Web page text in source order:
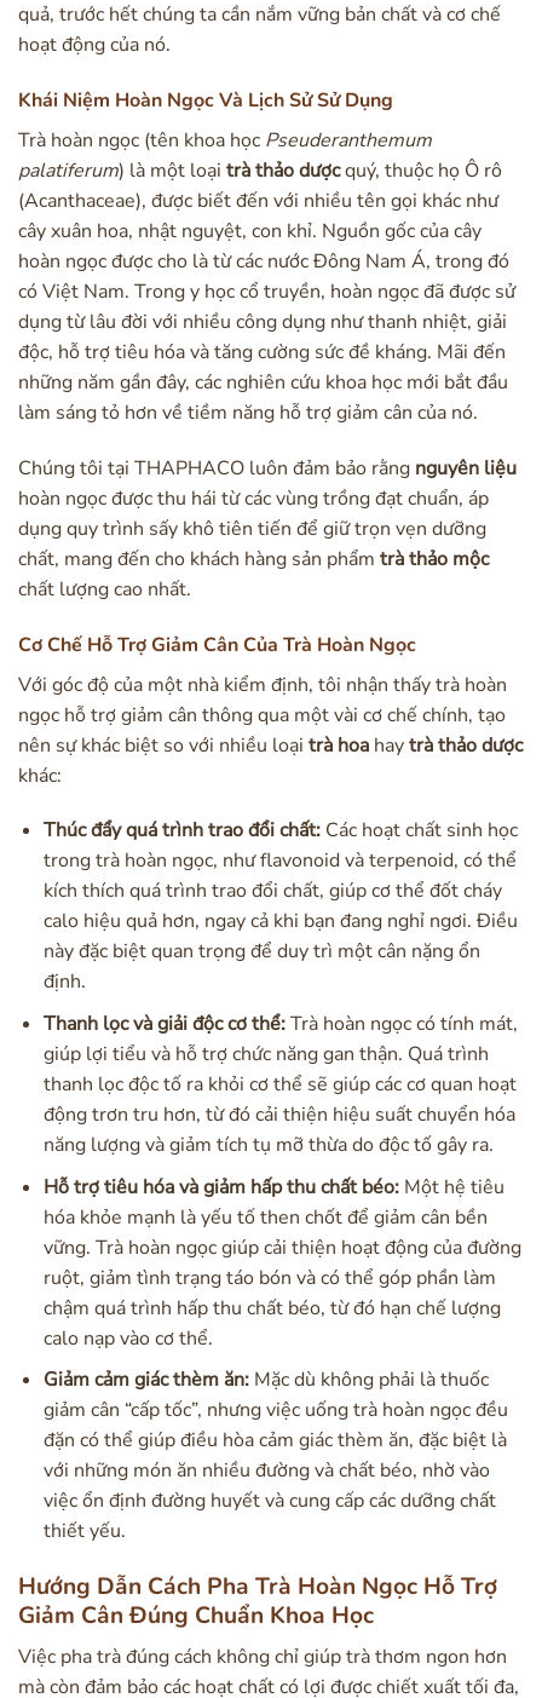
quả, trước hết chúng ta cần nắm vững bản chất và cơ chế
hoạt động của nó.
Khái Niệm Hoàn Ngọc Và Lịch Sử Sử Dụng
Trà hoàn ngọc (tên khoa học Pseuderanthemum
palatiferum) là một loại trà thảo dượcquý, thuộc họ Ô rô
(Acanthaceae), được biết đến với nhiều tên gọi khác như
cây xuân hoa, nhật nguyệt, con khỉ. Nguồn gốc của cây
hoàn ngọc được cho là từ các nước Đông Nam Á, trong đó
có Việt Nam. Trong y học cổ truyền, hoàn ngọc đã được sử
dụng từ lâu đời với nhiều công dụng như thanh nhiệt, giải
độc, hỗ trợ tiêu hóa và tăng cường sức đề kháng. Mãi đến
những năm gần đây, các nghiên cứu khoa học mới bắt đầu
làm sáng tỏ hơn về tiềm năng hỗ trợ giảm cân của nó.
Chúng tôi tại THAPHACO luôn đảm bảo rằng nguyên liệu
hoàn ngọc được thu hái từ các vùng trồng đạt chuẩn, áp
dụng quy trình sấy khô tiên tiến để giữ trọn vẹn dưỡng
chất, mang đến cho khách hàng sản phẩm trà thảo mộc
chất lượng cao nhất.
Cơ Chế Hỗ Trợ Giảm Cân Của Trà Hoàn Ngọc
Với góc độ của một nhà kiểm định, tôi nhận thấy trà hoàn
ngọc hỗ trợ giảm cân thông qua một vài cơ chế chính, tạo
nên sự khác biệt so với nhiều loại trà hoa haytrà thảo dược
khác:
Thúc đẩy quá trình trao đổi chất:Các hoạt chất sinh học
trong trà hoàn ngọc, như flavonoid và terpenoid, có thể
kích thích quá trình trao đổi chất, giúp cơ thể đốt cháy
calo hiệu quả hơn, ngay cả khi bạn đang nghỉ ngơi. Điều
này đặc biệt quan trọng để duy trì một cân nặng ổn
định.
Thanh lọc và giải độc cơ thể:Trà hoàn ngọc có tính mát,
giúp lợi tiểu và hỗ trợ chức năng gan thận. Quá trình
thanh lọc độc tố ra khỏi cơ thể sẽ giúp các cơ quan hoạt
động trơn tru hơn, từ đó cải thiện hiệu suất chuyển hóa
năng lượng và giảm tích tụ mỡ thừa do độc tố gây ra.
Hỗ trợ tiêu hóa và giảm hấp thu chất béo:Một hệ tiêu
hóa khỏe mạnh là yếu tố then chốt để giảm cân bền
vững. Trà hoàn ngọc giúp cải thiện hoạt động của đường
ruột, giảm tình trạng táo bón và có thể góp phần làm
chậm quá trình hấp thu chất béo, từ đó hạn chế lượng
calo nạp vào cơ thể.
Giảm cảm giác thèm ăn:Mặc dù không phải là thuốc
giảm cân “cấp tốc”, nhưng việc uống trà hoàn ngọc đều
đặn có thể giúp điều hòa cảm giác thèm ăn, đặc biệt là
với những món ăn nhiều đường và chất béo, nhờ vào
việc ổn định đường huyết và cung cấp các dưỡng chất
thiết yếu.
Hướng Dẫn Cách Pha Trà Hoàn Ngọc Hỗ Trợ
Giảm Cân Đúng Chuẩn Khoa Học
Việc pha trà đúng cách không chỉ giúp trà thơm ngon hơn
mà còn đảm bảo các hoạt chất có lợi được chiết xuất tối đa,